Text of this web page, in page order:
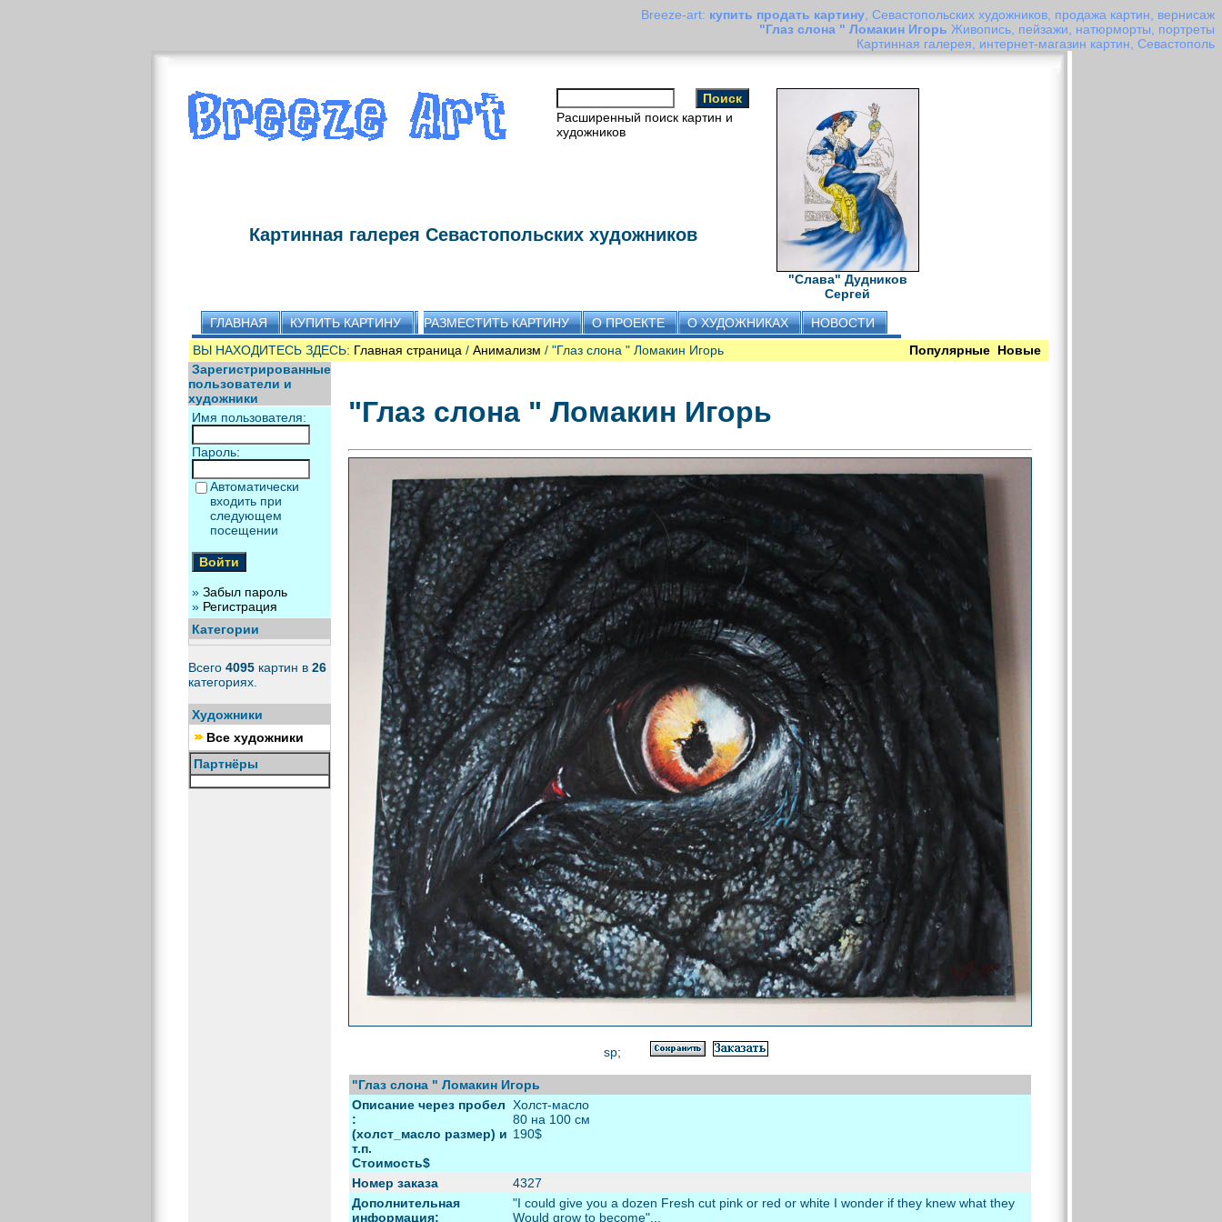
Breeze-art: купить продать картину , Севастопольских художников, продажа картин, вернисаж
"Глаз слона " Ломакин Игорь Живопись, пейзажи, натюрморты, портреты
Картинная галерея, интернет-магазин картин, Севастополь
Расширенный поиск картин и
художников
"Слава" Дудников
Сергей
Картинная галерея Севастопольских художников
ГЛАВНАЯ КУПИТЬ КАРТИНУ РАЗМЕСТИТЬ КАРТИНУ О ПРОЕКТЕ О ХУДОЖНИКАХ
НОВОСТИ
ВЫ НАХОДИТЕСЬ ЗДЕСЬ: Главная страница / Анимализм / "Глаз слона " Ломакин Игорь Популярные Новые
Зарегистрированные
пользователи и
художники
Имя пользователя:
Пароль:
Автоматически
входить при
следующем
посещении
» Забыл пароль
» Регистрация
Категории
Всего 4095картин в 26
категориях.
Художники
Все художники
Партнёры
"Глаз слона " Ломакин Игорь
sp;
"Глаз слона " Ломакин Игорь
Описание через пробел
:
(холст_масло размер) и
т.п.
Стоимость$
Холст-масло
80 на 100 cм
190$
Номер заказа
4327
Дополнительная
информация:
"I could give you a dozen Fresh cut pink or red or white I wonder if they knew what they
Would grow to become"...